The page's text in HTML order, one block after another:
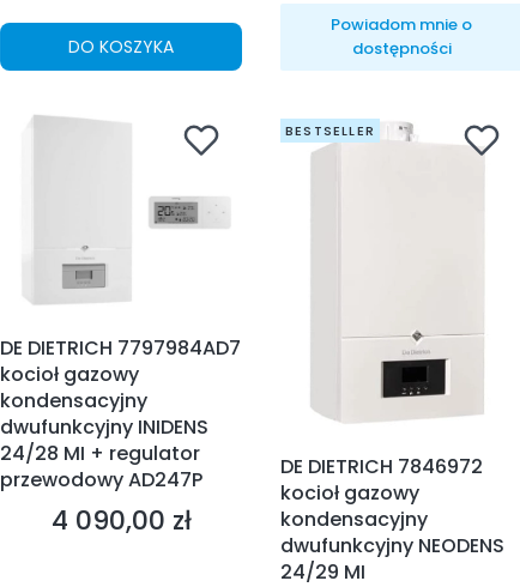
DO KOSZYKA
Powiadom mnie o
dostępności
DE DIETRICH 7797984AD7
kocioł gazowy
kondensacyjny
dwufunkcyjny INIDENS
24/28 MI + regulator
przewodowy AD247P
Cena
4 090,00 zł
BESTSELLER
DE DIETRICH 7846972
kocioł gazowy
kondensacyjny
dwufunkcyjny NEODENS
24/29 MI